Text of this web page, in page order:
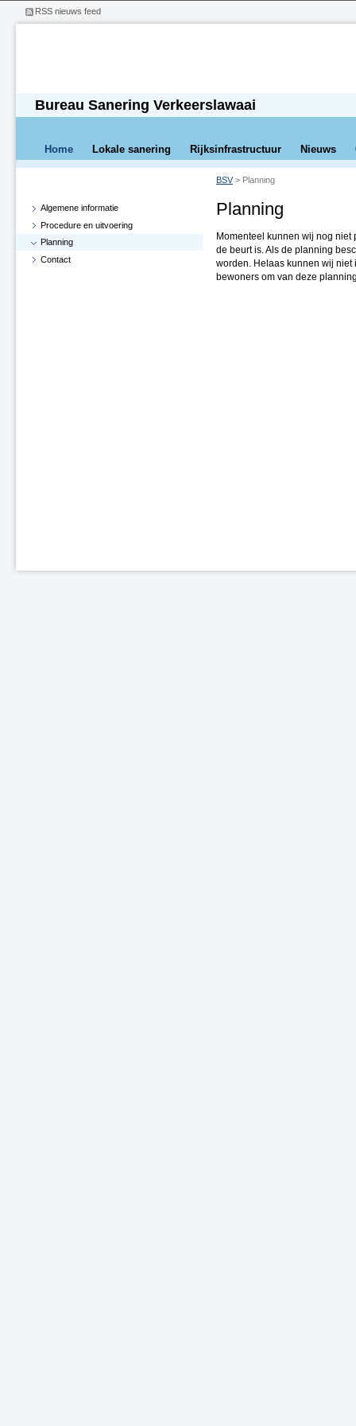
Bureau Sanering Verkeerslawaai
Home Lokale sanering Rijksinfrastructuur Nieuws
BSV> Planning
Planning
Momenteel kunnen wij nog
de beurt is. Als de planning
worden. Helaas kunnen wij
bewoners om van deze
Algemene informatie
Procedure en uitvoering
Planning
Contact
RSS nieuws feed